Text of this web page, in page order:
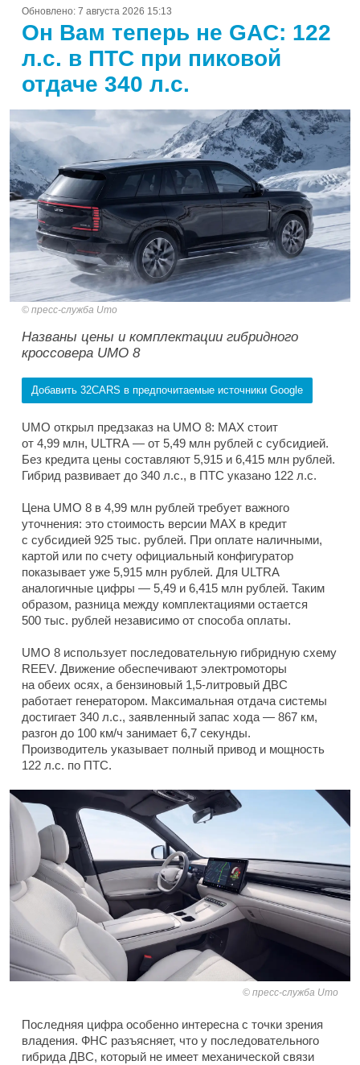
Обновлено: 7 августа 2026 15:13
Он Вам теперь не GAC: 122
л.с. в ПТС при пиковой
отдаче 340 л.с.
пресс-служба Umo
Названы цены и комплектации гибридного
кроссовера UMO 8
Добавить 32CARS в предпочитаемые источники Google
UMO открыл предзаказ на UMO 8: MAX стоит
от 4,99 млн, ULTRA — от 5,49 млн рублей с субсидией.
Без кредита цены составляют 5,915 и 6,415 млн рублей.
Гибрид развивает до 340 л.с., в ПТС указано 122 л.с.
Цена UMO 8 в 4,99 млн рублей требует важного
уточнения: это стоимость версии MAX в кредит
с субсидией 925 тыс. рублей. При оплате наличными,
картой или по счету официальный конфигуратор
показывает уже 5,915 млн рублей. Для ULTRA
аналогичные цифры — 5,49 и 6,415 млн рублей. Таким
образом, разница между комплектациями остается
500 тыс. рублей независимо от способа оплаты.
UMO 8 использует последовательную гибридную схему
REEV. Движение обеспечивают электромоторы
на обеих осях, а бензиновый 1,5-литровый ДВС
работает генератором. Максимальная отдача системы
достигает 340 л.с., заявленный запас хода — 867 км,
разгон до 100 км/ч занимает 6,7 секунды.
Производитель указывает полный привод и мощность
122 л.с. по ПТС.
пресс-служба Umo
Последняя цифра особенно интересна с точки зрения
владения. ФНС разъясняет, что у последовательного
гибрида ДВС, который не имеет механической связи